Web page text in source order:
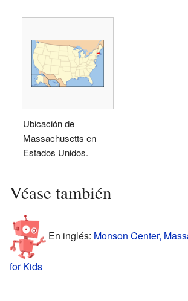
Ubicación de
Massachusetts en
Estados Unidos.
Véase también
En inglés: Monson Center,
for Kids